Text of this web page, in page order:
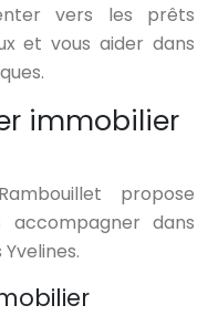
vers les prêts
et vous aider dans
immobilier
propose
dans